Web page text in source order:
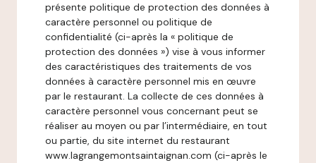
présente politique de protection des données à
caractère personnel ou politique de
confidentialité (ci-après la « politique de
protection des données ») vise à vous informer
des caractéristiques des traitements de vos
données à caractère personnel mis en œuvre
par le restaurant. La collecte de ces données à
caractère personnel vous concernant peut se
réaliser au moyen ou par l’intermédiaire, en tout
ou partie, du site internet du restaurant
www.lagrangemontsaintaignan.com (ci-après le